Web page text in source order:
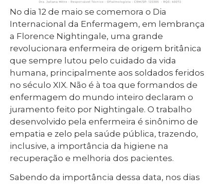
No dia 12 de maio se comemora o Dia
Internacional da Enfermagem, em lembrança
a Florence Nightingale, uma grande
revolucionara enfermeira de origem britânica
que sempre lutou pelo cuidado da vida
humana, principalmente aos soldados feridos
no século XIX. Não é à toa que formandos de
enfermagem do mundo inteiro declaram o
juramento feito por Nightingale. O trabalho
desenvolvido pela enfermeira é sinônimo de
empatia e zelo pela saúde pública, trazendo,
inclusive, a importância da higiene na
recuperação e melhoria dos pacientes.
Sabendo da importância dessa data, nos dias